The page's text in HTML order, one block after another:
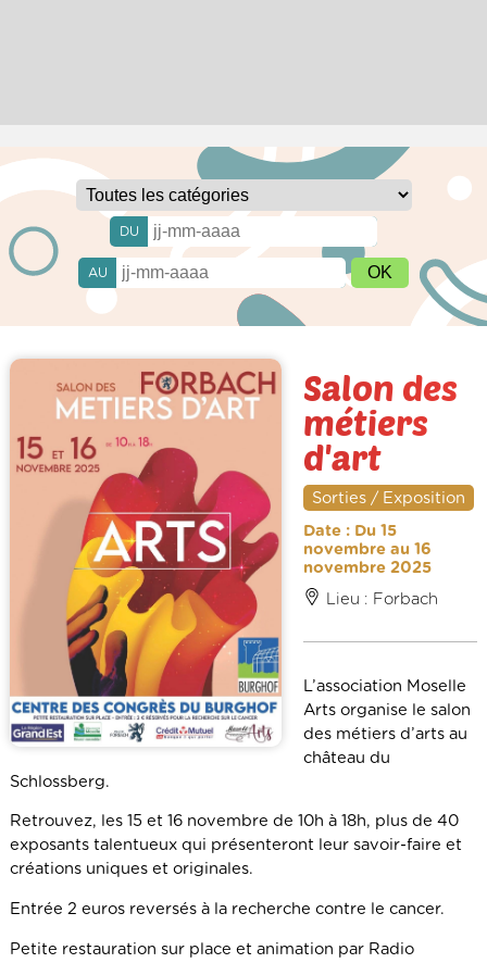
DU
AU
Salon des
métiers
d'art
Sorties / Exposition
Date : Du 15
novembre au 16
novembre 2025
Lieu : Forbach
L’association Moselle
Arts organise le salon
des métiers d’arts au
château du
Schlossberg.
Retrouvez, les 15 et 16 novembre de 10h à 18h, plus de 40
exposants talentueux qui présenteront leur savoir-faire et
créations uniques et originales.
Entrée 2 euros reversés à la recherche contre le cancer.
Petite restauration sur place et animation par Radio